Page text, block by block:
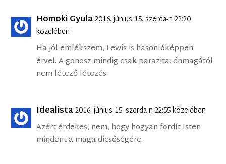
Homoki Gyula2016. június 15. szerda-n 22:20
közelében
Ha jól emlékszem, Lewis is hasonlóképpen
érvel. A gonosz mindig csak parazita: önmagától
nem létező létezés.
Idealista2016. június 15. szerda-n 22:55 közelében
Azért érdekes, nem, hogy hogyan fordít Isten
mindent a maga dicsőségére.